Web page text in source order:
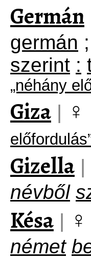
Germán
germán ;
szerint :
„néhány
Giza | ♀
Gizella |
névből
Késa | ♀
német